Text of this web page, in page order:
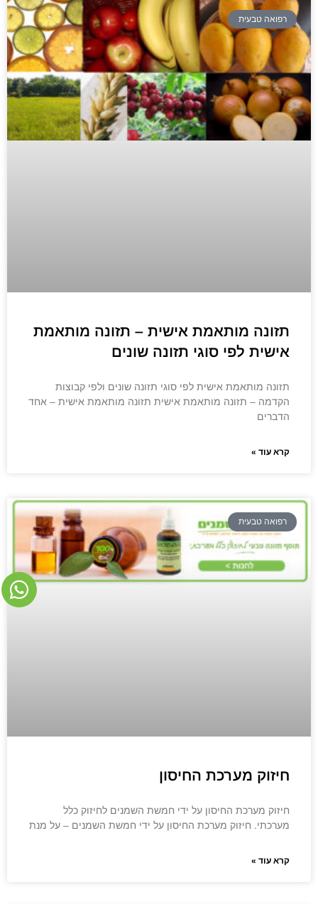
רפואה טבעית
תזונה מותאמת אישית – תזונה מותאמת
אישית לפי סוגי תזונה שונים
תזונה מותאמת אישית לפי סוגי תזונה שונים ולפי קבוצות
הקדמה – תזונה מותאמת אישית תזונה מותאמת אישית – אחד
הדברים
קרא עוד »
רפואה טבעית
חיזוק מערכת החיסון
חיזוק מערכת החיסון על ידי חמשת השמנים לחיזוק כלל
מערכתי. חיזוק מערכת החיסון על ידי חמשת השמנים – על מנת
קרא עוד »